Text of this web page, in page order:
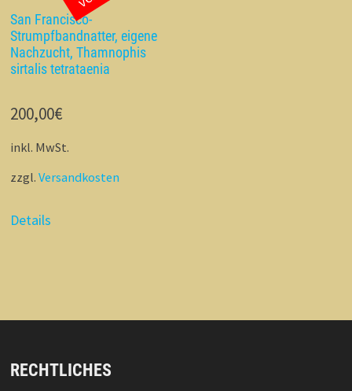
San Francisco-
Strumpfbandnatter, eigene
Nachzucht, Thamnophis
sirtalis tetrataenia
200,00€
inkl. MwSt.
zzgl. Versandkosten
Details
RECHTLICHES